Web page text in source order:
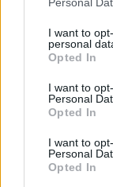
not limited to
grant or deny
use your data
consent section.
I want to
personal
Opted In
I want to
Personal
Opted In
I want to
Personal
Opted In